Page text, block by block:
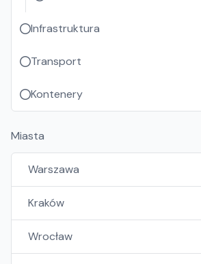
Infrastruktura
Transport
Kontenery
Miasta
Warszawa
Kraków
Wrocław